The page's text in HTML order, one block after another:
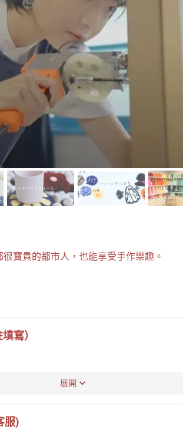
寶貴的都市人，也能享受手作樂趣。
寫）
展開
服)